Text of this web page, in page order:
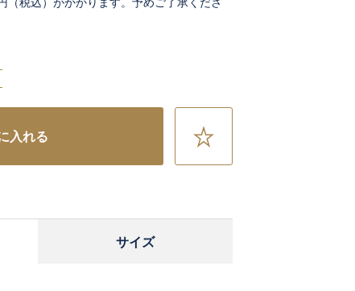
入れる
お
サイズ